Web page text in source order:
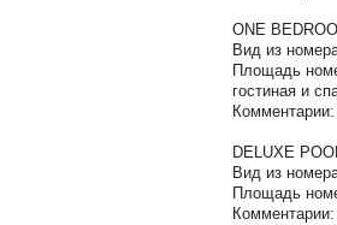
ONE
Вид из
Площадь
гостиная и
DELUXE
Вид из
Площадь